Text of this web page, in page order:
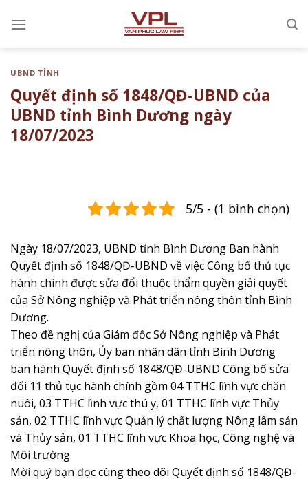
đến
UBND TỈNH
Quyết định số 1848/QĐ-UBND của
UBND tỉnh Bình Dương ngày
18/07/2023
5/5 - (1 bình chọn)
Ngày 18/07/2023, UBND tỉnh Bình Dương Ban hành
Quyết định số 1848/QĐ-UBND về việc ​​​Công bố thủ tục
hành chính được sửa đổi thuộc thẩm quyền giải quyết
của Sở Nông nghiệp và Phát triển nông thôn tỉnh Bình
Dương.
Theo đề nghị của Giám đốc Sở Nông nghiệp và Phát
triển nông thôn, Ủy ban nhân dân tỉnh Bình Dương
ban hành Quyết định số 1848/QĐ-UBND ​​Công bố sửa
đổi 11 thủ tục hành chính gồm 04 TTHC lĩnh vực chăn
nuôi, 03 TTHC lĩnh vực thú y, 01 TTHC lĩnh vực Thủy
sản, 02 TTHC lĩnh vực Quản lý chất lượng Nông lâm sản
và Thủy sản, 01 TTHC lĩnh vực Khoa học, Công nghệ và
Môi trường.
Mời quý bạn đọc cùng theo dõi Quyết định số 1848/QĐ-